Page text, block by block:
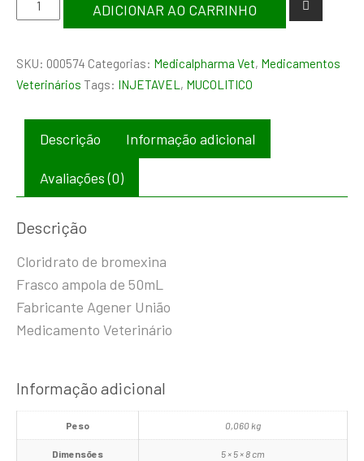
ADICIONAR AO CARRINHO
SKU: 000574 Categorias: Medicalpharma Vet, Medicamentos
Veterinários Tags: INJETAVEL , MUCOLITICO
Descrição Informação adicional
Avaliações (0)
Descrição
Cloridrato de bromexina
Frasco ampola de 50mL
Fabricante Agener União
Medicamento Veterinário
Informação adicional
Peso 0,060 kg
Dimensões 5 × 5 × 8 cm